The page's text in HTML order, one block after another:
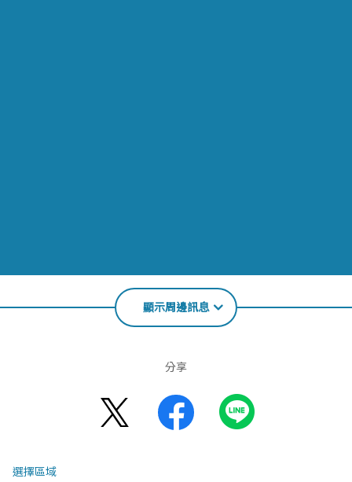
顯示周邊訊息
分享
選擇區域